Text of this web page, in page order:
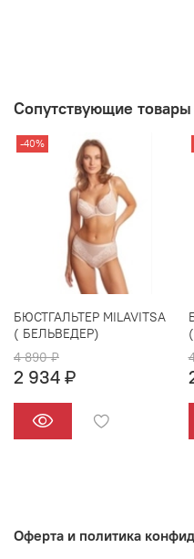
Сопутствующие товары
-40%
БЮСТГАЛЬТЕР MILAVITSA
( БЕЛЬВЕДЕР)
4 890 ₽
2 934 ₽
Оферта и политика